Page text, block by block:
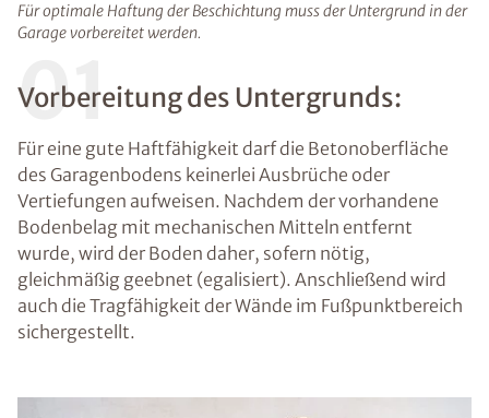
Für optimale Haftung der Beschichtung muss der Untergrund in der
Garage vorbereitet werden.
01
Vorbereitung des Untergrunds:
Für eine gute Haftfähigkeit darf die Betonoberfläche
des Garagenbodens keinerlei Ausbrüche oder
Vertiefungen aufweisen. Nachdem der vorhandene
Bodenbelag mit mechanischen Mitteln entfernt
wurde, wird der Boden daher, sofern nötig,
gleichmäßig geebnet (egalisiert). Anschließend wird
auch die Tragfähigkeit der Wände im Fußpunktbereich
sichergestellt.